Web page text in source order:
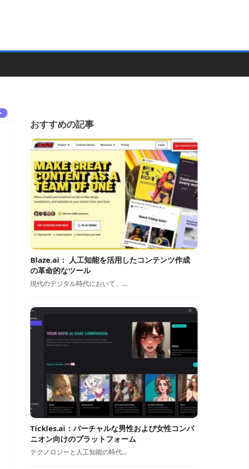
おすすめの記事
Blaze.ai： 人工知能を活用したコンテンツ作成
の革命的なツール
現代のデジタル時代において、…
Tickles.ai：バーチャルな男性および女性コンパ
ニオン向けのプラットフォーム
テクノロジーと人工知能の時代…